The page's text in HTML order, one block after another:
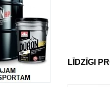
LĪDZĪGI